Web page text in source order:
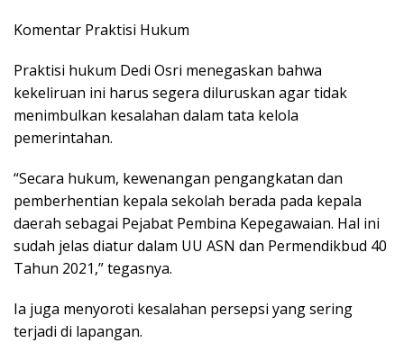
Komentar Praktisi Hukum
Praktisi hukum Dedi Osri menegaskan bahwa
kekeliruan ini harus segera diluruskan agar tidak
menimbulkan kesalahan dalam tata kelola
pemerintahan.
“Secara hukum, kewenangan pengangkatan dan
pemberhentian kepala sekolah berada pada kepala
daerah sebagai Pejabat Pembina Kepegawaian. Hal ini
sudah jelas diatur dalam UU ASN dan Permendikbud 40
Tahun 2021,” tegasnya.
Ia juga menyoroti kesalahan persepsi yang sering
terjadi di lapangan.